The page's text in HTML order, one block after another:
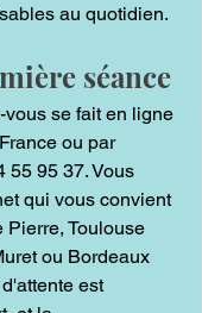
au quotidien.
séance
se fait en ligne
ou par
55 95 37. Vous
qui vous convient
Pierre, Toulouse
ou Bordeaux
est